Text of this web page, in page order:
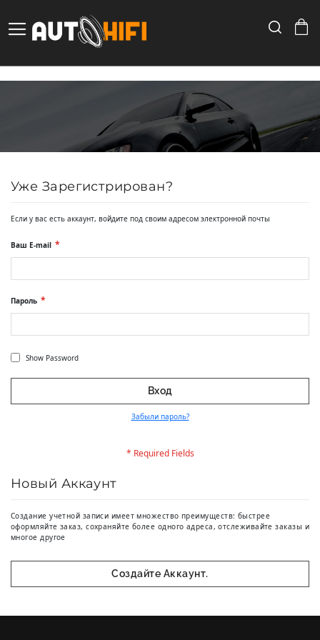
Skip
to
Уже Зарегистрирован?
Если у вас есть аккаунт, войдите под своим адресом электронной почты
Ваш E-mail
Пароль
Show Password
Вход
Забыли пароль?
Новый Аккаунт
Создание учетной записи имеет множество преимуществ: быстрее
оформляйте заказ, сохраняйте более одного адреса, отслеживайте заказы и
многое другое
Создайте Аккаунт.